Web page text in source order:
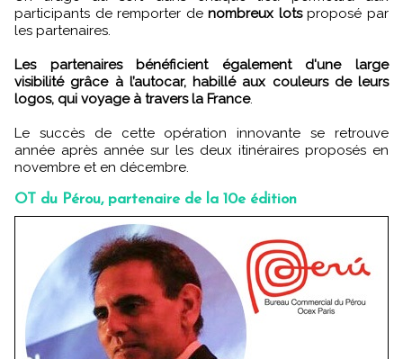
participants de remporter denombreux lotsproposé par
les partenaires.
Les partenaires bénéficient également d'une large
visibilité grâce à l’autocar, habillé aux couleurs de leurs
logos, qui voyage à travers la France.
Le succès de cette opération innovante se retrouve
année après année sur les deux itinéraires proposés en
novembre et en décembre.
OT du Pérou, partenaire de la 10e édition